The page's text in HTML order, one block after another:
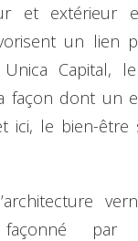
et extérieur
un lien
Capital,
façon dont un
ici, le bien-être
par